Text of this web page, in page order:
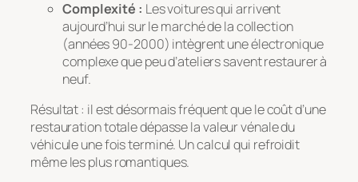
Complexité : Les voitures qui arrivent
aujourd’hui sur le marché de la collection
(années 90-2000) intègrent une électronique
complexe que peu d’ateliers savent restaurer à
neuf.
Résultat : il est désormais fréquent que le coût d’une
restauration totale dépasse la valeur vénale du
véhicule une fois terminé. Un calcul qui refroidit
même les plus romantiques.